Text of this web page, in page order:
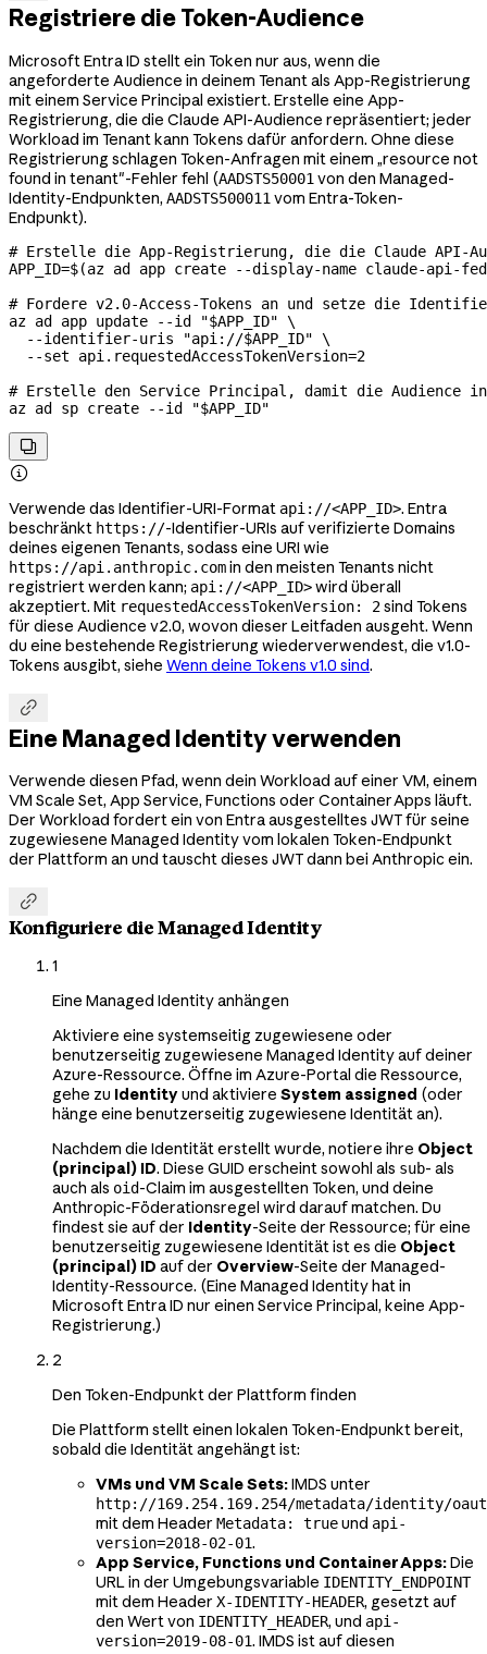
Registriere die Token-Audience
Microsoft Entra ID stellt ein Token nur aus, wenn die
angeforderte Audience in deinem Tenant als App-Registrierung
mit einem Service Principal existiert. Erstelle eine App-
Registrierung, die die Claude API-Audience repräsentiert; jeder
Workload im Tenant kann Tokens dafür anfordern. Ohne diese
Registrierung schlagen Token-Anfragen mit einem „resource not
found in tenant"-Fehler fehl (AADSTS50001 von den Managed-
Identity-Endpunkten, AADSTS500011 vom Entra-Token-
Endpunkt).
# Erstelle die App-Registrierung, die die Claude API-
APP_ID=$(az ad app create --display-name claude-api-
# Fordere v2.0-Access-Tokens an und setze die
az ad app update --id "$APP_ID" \
  --identifier-uris
"api://$APP_ID" \
  --set
api.requestedAccessTokenVersion=2
# Erstelle den Service Principal, damit die Audience
az ad sp create --id "$APP_ID"


Verwende das Identifier-URI-Format api://<APP_ID>. Entra
beschränkt https://-Identifier-URIs auf verifizierte Domains
deines eigenen Tenants, sodass eine URI wie
https://api.anthropic.comin den meisten Tenants nicht
registriert werden kann; api://<APP_ID>wird überall
akzeptiert. Mit requestedAccessTokenVersion: 2sind Tokens
für diese Audience v2.0, wovon dieser Leitfaden ausgeht. Wenn
du eine bestehende Registrierung wiederverwendest, die v1.0-
Tokens ausgibt, siehe Wenn deine Tokens v1.0 sind.

Eine Managed Identity verwenden
Verwende diesen Pfad, wenn dein Workload auf einer VM, einem
VM Scale Set, App Service, Functions oder Container Apps läuft.
Der Workload fordert ein von Entra ausgestelltes JWT für seine
zugewiesene Managed Identity vom lokalen Token-Endpunkt
der Plattform an und tauscht dieses JWT dann bei Anthropic ein.

Konfiguriere die Managed Identity
1
Eine Managed Identity anhängen
Aktiviere eine systemseitig zugewiesene oder
benutzerseitig zugewiesene Managed Identity auf deiner
Azure-Ressource. Öffne im Azure-Portal die Ressource,
gehe zu Identityund aktiviere System assigned (oder
hänge eine benutzerseitig zugewiesene Identität an).
Nachdem die Identität erstellt wurde, notiere ihre Object
(principal) ID. Diese GUID erscheint sowohl als sub- als
auch als oid-Claim im ausgestellten Token, und deine
Anthropic-Föderationsregel wird darauf matchen. Du
findest sie auf der Identity-Seite der Ressource; für eine
benutzerseitig zugewiesene Identität ist es die Object
(principal) ID auf der Overview-Seite der Managed-
Identity-Ressource. (Eine Managed Identity hat in
Microsoft Entra ID nur einen Service Principal, keine App-
Registrierung.)
2
Den Token-Endpunkt der Plattform finden
Die Plattform stellt einen lokalen Token-Endpunkt bereit,
sobald die Identität angehängt ist:
VMs und VM Scale Sets:IMDS unter
http://169.254.169.254/metadata/identity/
mit dem Header Metadata: trueund api-
version=2018-02-01.
App Service, Functions und Container Apps:Die
URL in der Umgebungsvariable IDENTITY_ENDPOINT
mit dem Header X-IDENTITY-HEADER, gesetzt auf
den Wert von IDENTITY_HEADER, und api-
version=2019-08-01. IMDS ist auf diesen